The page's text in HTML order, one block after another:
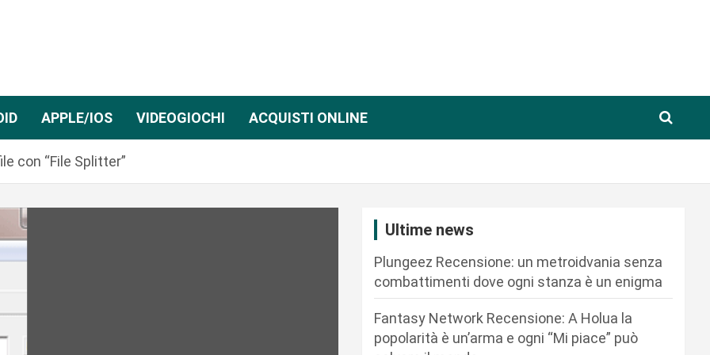
APPLE/IOS VIDEOGIOCHI ACQUISTI ONLINE
con “File Splitter”
Ultime news
Plungeez Recensione: un metroidvania senza
combattimenti dove ogni stanza è un enigma
Fantasy Network Recensione: A Holua la
popolarità è un’arma e ogni “Mi piace” può